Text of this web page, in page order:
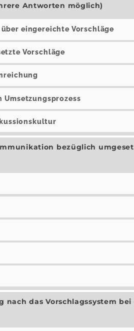
Antworten möglich)
eingereichte Vorschläge
Vorschläge
Umsetzungsprozess
bezüglich
nach das Vorschlagssystem